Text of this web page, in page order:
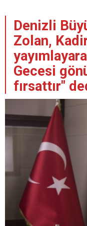
Denizli
Zolan,
Gecesi
fırsattır"